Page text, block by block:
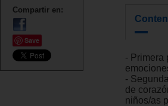
Compartir en:
Save
- Primera
-
de
niños/as